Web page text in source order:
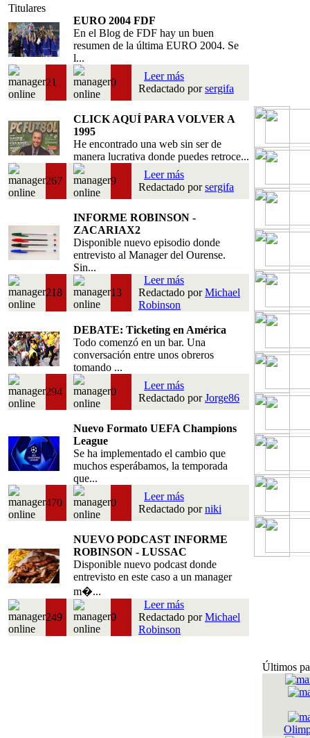
Titulares
EURO 2004 FDF
En el Blog de FDF hay un buen
resumen de la última EURO 2004. Se
l...
21 0
Leer más
Redactado porsergifa
CLICK AQUÍ PARA VOLVER A
1995
He encontrado una web sin ser de
manera lucrativa donde puedes retroce...
267 9
Leer más
Redactado porsergifa
INFORME ROBINSON -
ZACARIAX2
Disponible nuevo episodio donde
entrevisto al Manager del Ourense.
Sin...
218 13
Leer más
Redactado porMichael
Robinson
DEBATE: Ticketing en América
Todo comenzó en un bar. Una
conversación entre unos obreros
tomando ...
294 0
Leer más
Redactado porJorge86
Nuevo Formato UEFA Champions
League
Se ha implementado el cambio que
muchos esperábamos, la temporada
que...
470 0
Leer más
Redactado porniki
NUEVO PODCAST INFORME
ROBINSON - LUSSAC
Disponible nuevo podcast donde
entrevisto en este caso a un manager
m�...
249 0
Leer más
Redactado porMichael
Robinson
Últimos